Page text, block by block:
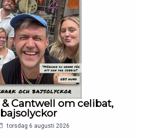
avsnittet!
& Cantwell om celibat,
torsdag 6 augusti 2026